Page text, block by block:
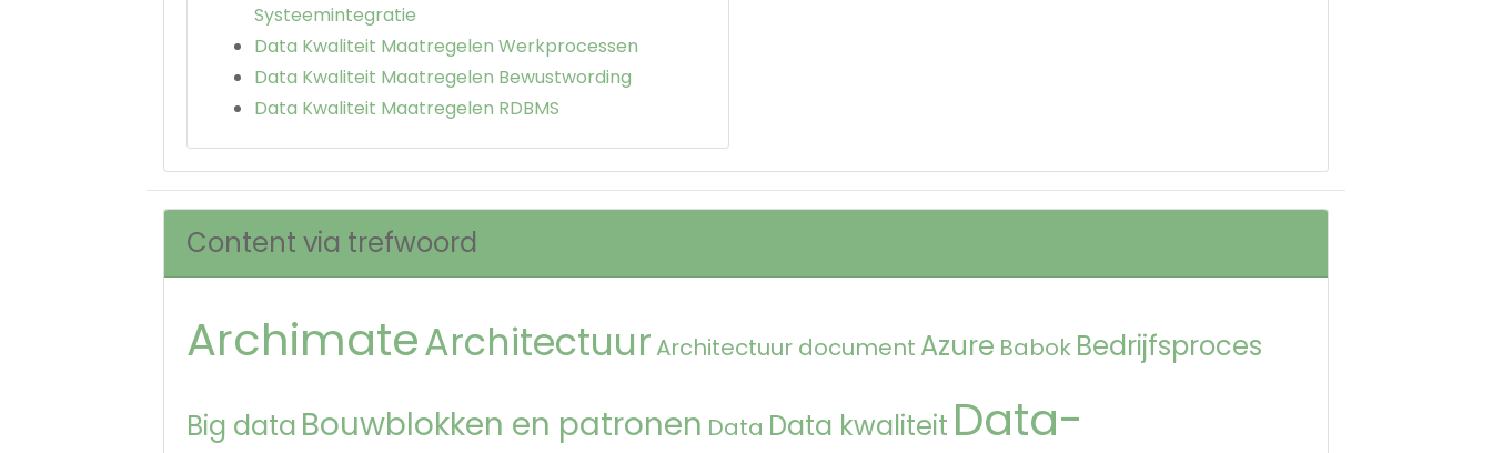
Systeemintegratie
Data Kwaliteit Maatregelen Werkprocessen
Data Kwaliteit Maatregelen Bewustwording
Data Kwaliteit Maatregelen RDBMS
Content via trefwoord
ArchimateArchitectuur Architectuur document Azure Babok Bedrijfsproces
Big data Bouwblokken en patronen Data Data kwaliteit Data-